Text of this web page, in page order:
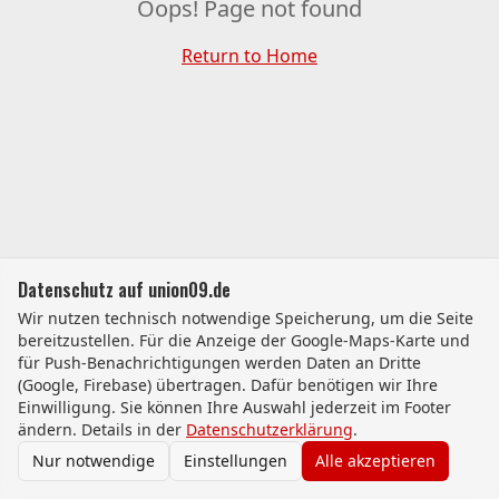
Oops! Page not found
Return to Home
Datenschutz auf union09.de
Wir nutzen technisch notwendige Speicherung, um die Seite
bereitzustellen. Für die Anzeige der Google-Maps-Karte und
für Push-Benachrichtigungen werden Daten an Dritte
(Google, Firebase) übertragen. Dafür benötigen wir Ihre
Einwilligung. Sie können Ihre Auswahl jederzeit im Footer
ändern. Details in der Datenschutzerklärung.
Nur notwendige
Einstellungen Alle akzeptieren